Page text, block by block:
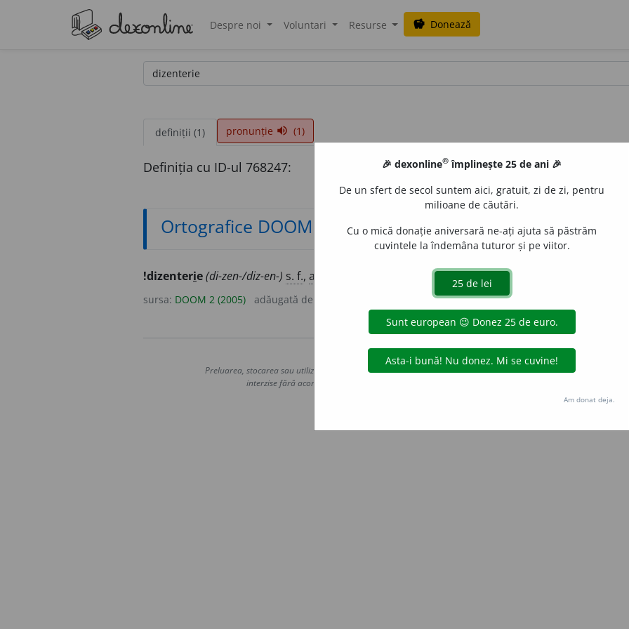
Despre noi Voluntari Resurse savings Donează
definiții (1) pronunție volume_up (1)
Definiția cu ID-ul 768247:
Ortografice DOOM
!dizenterie(di-zen-/diz-en-) s. f., art. dizenteriei;pl.dizenter
sursa: DOOM 2 (2005) adăugată de
Copyright © 2004-2026 dexonline (https://dexonline.ro)
Preluarea, stocarea sau utilizarea datelor de pe acest site, inclusiv prin orice metode de extragere automată
interzise fără acordul nostru prealabil scris, cu excepția seturilor de date oferite oficial spre utilizare
Hosterion
🎉 dexonline® împlinește 25 de ani 🎉
De un sfert de secol suntem aici, gratuit, zi de zi, pentru
milioane de căutări.
Cu o mică donație aniversară ne-ați ajuta să păstrăm
cuvintele la îndemâna tuturor și pe viitor.
Am donat deja.